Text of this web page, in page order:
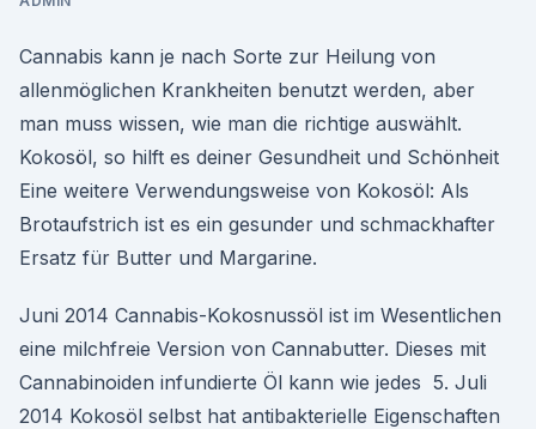
Cannabis kann je nach Sorte zur Heilung von
allenmöglichen Krankheiten benutzt werden, aber
man muss wissen, wie man die richtige auswählt.
Kokosöl, so hilft es deiner Gesundheit und Schönheit
Eine weitere Verwendungsweise von Kokosöl: Als
Brotaufstrich ist es ein gesunder und schmackhafter
Ersatz für Butter und Margarine.
Juni 2014 Cannabis-Kokosnussöl ist im Wesentlichen
eine milchfreie Version von Cannabutter. Dieses mit
Cannabinoiden infundierte Öl kann wie jedes 5. Juli
2014 Kokosöl selbst hat antibakterielle Eigenschaften